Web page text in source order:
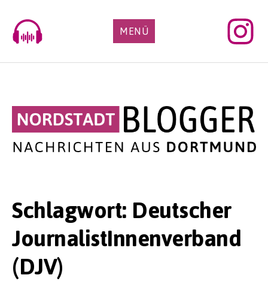
content
MENÜ
Schlagwort: Deutscher
JournalistInnenverband
(DJV)